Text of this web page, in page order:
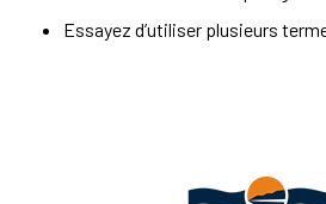
Essayez d’utiliser plusieurs